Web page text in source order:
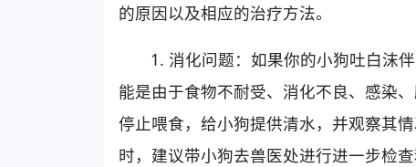
的原因以及相应的治疗方法。
1. 消化问题：如果你的小狗吐白沫
能是由于食物不耐受、消化不良、感染
停止喂食，给小狗提供清水，并观察其
时，建议带小狗去兽医处进行进一步检查